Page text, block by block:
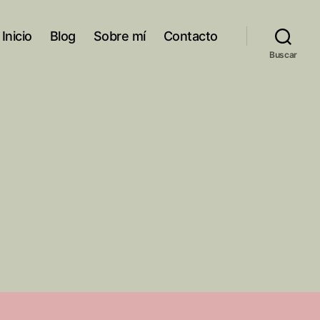
Inicio Blog Sobre mí Contacto
Buscar